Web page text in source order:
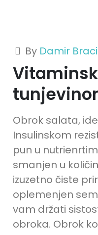
By Damir
Obrok salata,
Insulinskom
pun u
smanjen u
izuzetno čiste
oplemenjen
vam držati
obroka. Obrok